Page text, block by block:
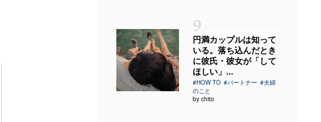
9
円満カップルは知って
いる。落ち込んだとき
に彼氏・彼女が「して
ほしい」...
#HOW TO #パートナー #夫婦
のこと
by chito